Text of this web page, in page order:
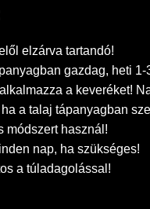
elzárva tartandó!
gazdag, heti 1-
a keveréket!
a talaj tápanyagban
módszert használ!
nap, ha szükséges!
a túladagolással!